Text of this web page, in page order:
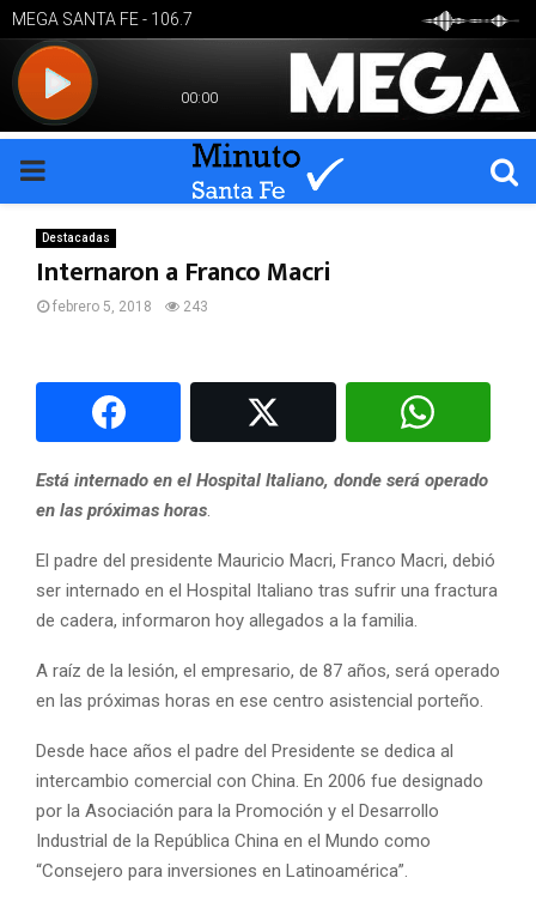
PRIMARY
MENU
Destacadas
Internaron a Franco Macri
febrero 5, 2018 243
Está internado en el Hospital Italiano, donde será operado
en las próximas horas
El padre del presidente Mauricio Macri, Franco Macri, debió
ser internado en el Hospital Italiano tras sufrir una fractura
de cadera, informaron hoy allegados a la familia.
A raíz de la lesión, el empresario, de 87 años, será operado
en las próximas horas en ese centro asistencial porteño.
Desde hace años el padre del Presidente se dedica al
intercambio comercial con China. En 2006 fue designado
por la Asociación para la Promoción y el Desarrollo
Industrial de la República China en el Mundo como
“Consejero para inversiones en Latinoamérica”.